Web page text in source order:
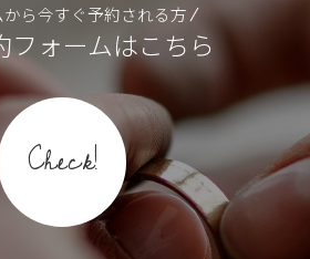
から今すぐ予約される方
フォームはこちら
Check!